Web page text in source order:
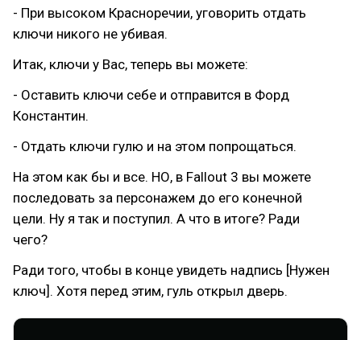
- При высоком Красноречии, уговорить отдать
ключи никого не убивая.
Итак, ключи у Вас, теперь вы можете:
- Оставить ключи себе и отправится в Форд
Константин.
- Отдать ключи гулю и на этом попрощаться.
На этом как бы и все. НО, в Fallout 3 вы можете
последовать за персонажем до его конечной
цели. Ну я так и поступил. А что в итоге? Ради
чего?
Ради того, чтобы в конце увидеть надпись [Нужен
ключ]. Хотя перед этим, гуль открыл дверь.